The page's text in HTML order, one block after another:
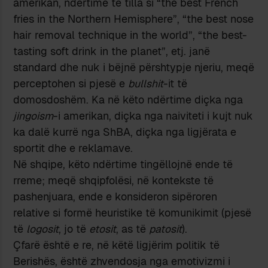
fries in the Northern Hemisphere”, “the best nose
hair removal technique in the world”, “the best-
tasting soft drink in the planet”, etj. janë
standard dhe nuk i bëjnë përshtypje njeriu, meqë
perceptohen si pjesë e bullshit-it të
domosdoshëm. Ka në këto ndërtime diçka nga
jingoism-i amerikan, diçka nga naiviteti i kujt nuk
ka dalë kurrë nga ShBA, diçka nga ligjërata e
sportit dhe e reklamave.
Në shqipe, këto ndërtime tingëllojnë ende të
rreme; meqë shqipfolësi, në kontekste të
pashenjuara, ende e konsideron sipëroren
relative si formë heuristike të komunikimit (pjesë
të logosit, jo të etosit, as të patosit).
Çfarë është e re, në këtë ligjërim politik të
Berishës, është zhvendosja nga emotivizmi i